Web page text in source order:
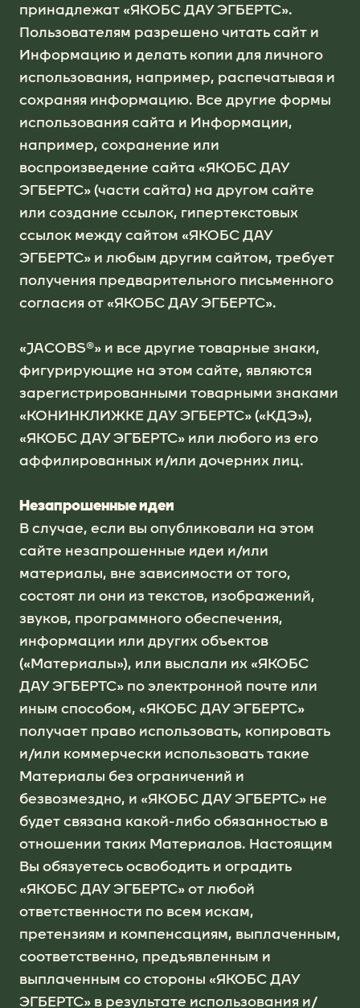
принадлежат «ЯКОБС ДАУ ЭГБЕРТС».
Пользователям разрешено читать сайт и
Информацию и делать копии для личного
использования, например, распечатывая и
сохраняя информацию. Все другие формы
использования сайта и Информации,
например, сохранение или
воспроизведение сайта «ЯКОБС ДАУ
ЭГБЕРТС» (части сайта) на другом сайте
или создание ссылок, гипертекстовых
ссылок между сайтом «ЯКОБС ДАУ
ЭГБЕРТС» и любым другим сайтом, требует
получения предварительного письменного
согласия от «ЯКОБС ДАУ ЭГБЕРТС».
«JACOBS®» и все другие товарные знаки,
фигурирующие на этом сайте, являются
зарегистрированными товарными знаками
«КОНИНКЛИЖКЕ ДАУ ЭГБЕРТС» («КДЭ»),
«ЯКОБС ДАУ ЭГБЕРТС» или любого из его
аффилированных и/или дочерних лиц.
Незапрошенные идеи
В случае, если вы опубликовали на этом
сайте незапрошенные идеи и/или
материалы, вне зависимости от того,
состоят ли они из текстов, изображений,
звуков, программного обеспечения,
информации или других объектов
(«Материалы»), или выслали их «ЯКОБС
ДАУ ЭГБЕРТС» по электронной почте или
иным способом, «ЯКОБС ДАУ ЭГБЕРТС»
получает право использовать, копировать
и/или коммерчески использовать такие
Материалы без ограничений и
безвозмездно, и «ЯКОБС ДАУ ЭГБЕРТС» не
будет связана какой-либо обязанностью в
отношении таких Материалов. Настоящим
Вы обязуетесь освободить и оградить
«ЯКОБС ДАУ ЭГБЕРТС» от любой
ответственности по всем искам,
претензиям и компенсациям, выплаченным,
соответственно, предъявленным и
выплаченным со стороны «ЯКОБС ДАУ
ЭГБЕРТС» в результате использования и/